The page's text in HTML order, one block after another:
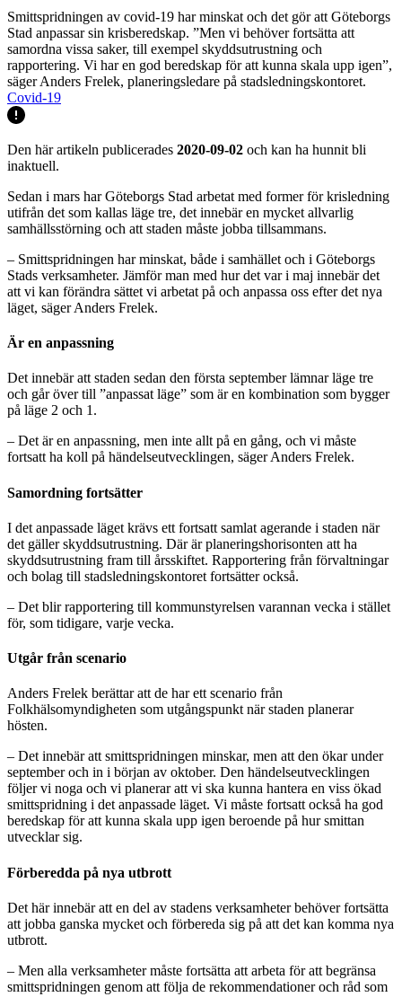
Smittspridningen av covid-19 har minskat och det gör att Göteborgs
Stad anpassar sin krisberedskap. ”Men vi behöver fortsätta att
samordna vissa saker, till exempel skyddsutrustning och
rapportering. Vi har en god beredskap för att kunna skala upp igen”,
säger Anders Frelek, planeringsledare på stadsledningskontoret.
Covid-19
Den här artikeln publicerades 2020-09-02 och kan ha hunnit bli
inaktuell.
Sedan i mars har Göteborgs Stad arbetat med former för krisledning
utifrån det som kallas läge tre, det innebär en mycket allvarlig
samhällsstörning och att staden måste jobba tillsammans.
– Smittspridningen har minskat, både i samhället och i Göteborgs
Stads verksamheter. Jämför man med hur det var i maj innebär det
att vi kan förändra sättet vi arbetat på och anpassa oss efter det nya
läget, säger Anders Frelek.
Är en anpassning
Det innebär att staden sedan den första september lämnar läge tre
och går över till ”anpassat läge” som är en kombination som bygger
på läge 2 och 1.
– Det är en anpassning, men inte allt på en gång, och vi måste
fortsatt ha koll på händelseutvecklingen, säger Anders Frelek.
Samordning fortsätter
I det anpassade läget krävs ett fortsatt samlat agerande i staden när
det gäller skyddsutrustning. Där är planeringshorisonten att ha
skyddsutrustning fram till årsskiftet. Rapportering från förvaltningar
och bolag till stadsledningskontoret fortsätter också.
– Det blir rapportering till kommunstyrelsen varannan vecka i stället
för, som tidigare, varje vecka.
Utgår från scenario
Anders Frelek berättar att de har ett scenario från
Folkhälsomyndigheten som utgångspunkt när staden planerar
hösten.
– Det innebär att smittspridningen minskar, men att den ökar under
september och in i början av oktober. Den händelseutvecklingen
följer vi noga och vi planerar att vi ska kunna hantera en viss ökad
smittspridning i det anpassade läget. Vi måste fortsatt också ha god
beredskap för att kunna skala upp igen beroende på hur smittan
utvecklar sig.
Förberedda på nya utbrott
Det här innebär att en del av stadens verksamheter behöver fortsätta
att jobba ganska mycket och förbereda sig på att det kan komma nya
utbrott.
– Men alla verksamheter måste fortsätta att arbeta för att begränsa
smittspridningen genom att följa de rekommendationer och råd som